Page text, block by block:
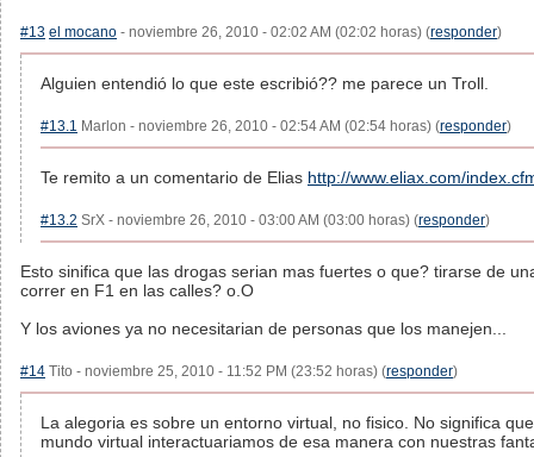
#13 el mocano - noviembre 26, 2010 - 02:02 AM (02:02 horas) (responder)
Alguien entendió lo que este escribió?? me parece un Troll.
#13.1 Marlon - noviembre 26, 2010 - 02:54 AM (02:54 horas) (responder)
Te remito a un comentario de Elias http://www.eliax.com/
#13.2 SrX - noviembre 26, 2010 - 03:00 AM (03:00 horas) (responder)
Esto sinifica que las drogas serian mas fuertes o que? tirarse de
correr en F1 en las calles? o.O
Y los aviones ya no necesitarian de personas que los manejen...
#14 Tito - noviembre 25, 2010 - 11:52 PM (23:52 horas) (responder)
La alegoria es sobre un entorno virtual, no fisico. No significa
mundo virtual interactuariamos de esa manera con nuestras